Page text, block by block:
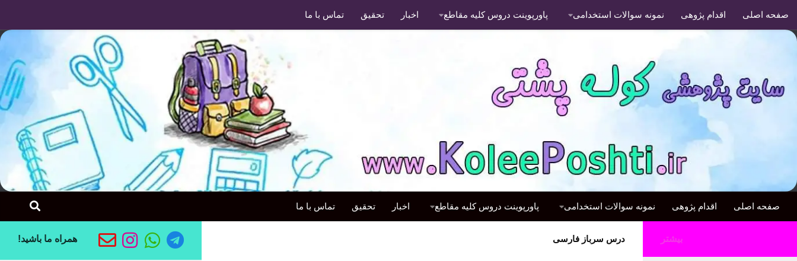
صفحه اصلی اقدام پژوهی نمونه سوالات استخدامی پاورپوینت دروس کلیه مقاطع اخبار تحقیق تماس با ما
صفحه اصلی اقدام پژوهی نمونه سوالات استخدامی پاورپوینت دروس کلیه مقاطع اخبار تحقیق تماس با ما
درس سرباز فارسی همراه ما باشید! بیشتر